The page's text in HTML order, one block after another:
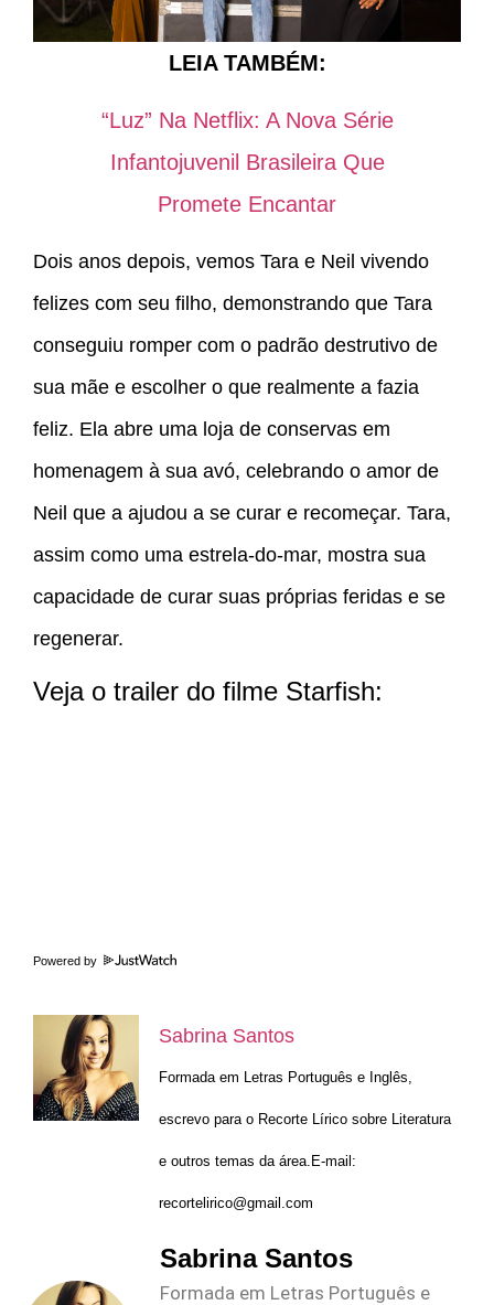
LEIA TAMBÉM:
“Luz” Na Netflix: A Nova Série
Infantojuvenil Brasileira Que
Promete Encantar
Dois anos depois, vemos Tara e Neil vivendo
felizes com seu filho, demonstrando que Tara
conseguiu romper com o padrão destrutivo de
sua mãe e escolher o que realmente a fazia
feliz. Ela abre uma loja de conservas em
homenagem à sua avó, celebrando o amor de
Neil que a ajudou a se curar e recomeçar. Tara,
assim como uma estrela-do-mar, mostra sua
capacidade de curar suas próprias feridas e se
regenerar.
Veja o trailer do filme Starfish:
Powered by
Sabrina Santos
Formada em Letras Português e Inglês,
escrevo para o Recorte Lírico sobre Literatura
e outros temas da área.E-mail:
recortelirico@gmail.com
Sabrina Santos
Formada em Letras Português e